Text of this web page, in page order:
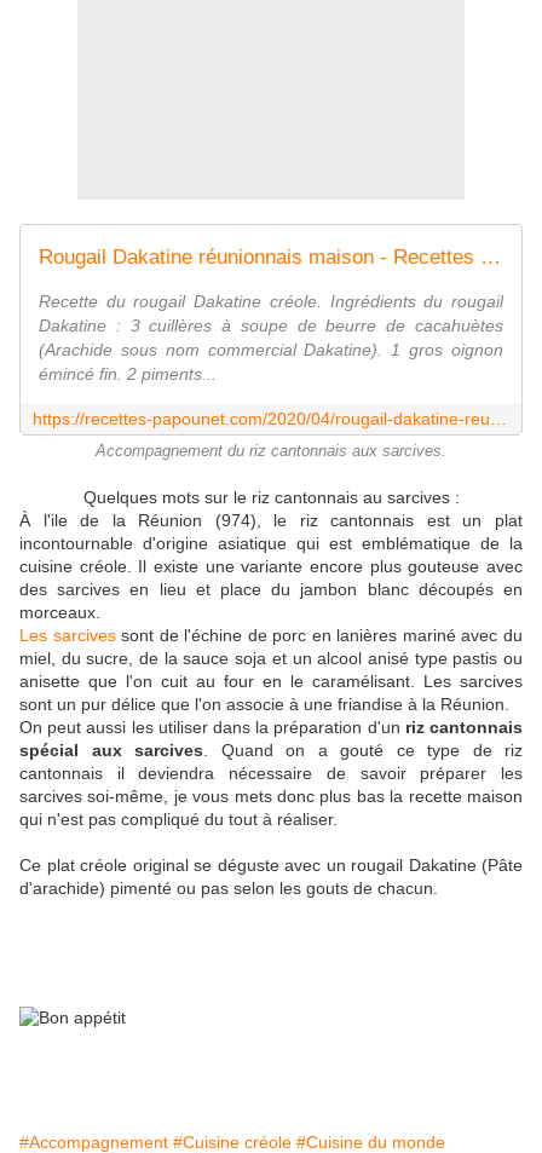
Rougail Dakatine réunionnais maison - Recettes de Papounet
Recette du rougail Dakatine créole. Ingrédients du rougail
Dakatine : 3 cuillères à soupe de beurre de cacahuètes
(Arachide sous nom commercial Dakatine). 1 gros oignon
émincé fin. 2 piments...
Accompagnement du riz cantonnais aux sarcives.
Quelques mots sur le riz cantonnais au sarcives :
À l'ile de la Réunion (974), le riz cantonnais est un plat
incontournable d'origine asiatique qui est emblématique de la
cuisine créole. Il existe une variante encore plus gouteuse avec
des sarcives en lieu et place du jambon blanc découpés en
morceaux.
Les sarcivessont de l'échine de porc en lanières mariné avec du
miel, du sucre, de la sauce soja et un alcool anisé type pastis ou
anisette que l'on cuit au four en le caramélisant. Les sarcives
sont un pur délice que l'on associe à une friandise à la Réunion.
On peut aussi les utiliser dans la préparation d'un riz cantonnais
spécial aux sarcives . Quand on a gouté ce type de riz
cantonnais il deviendra nécessaire de savoir préparer les
sarcives soi-même, je vous mets donc plus bas la recette maison
qui n'est pas compliqué du tout à réaliser.
Ce plat créole original se déguste avec un rougail Dakatine (Pâte
d'arachide) pimenté ou pas selon les gouts de chacun.
#Accompagnement #Cuisine créole #Cuisine du monde